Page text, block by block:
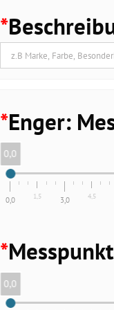
*
*Enger:
0,0
0,0 1,5 3,0 4,5
*
0,0